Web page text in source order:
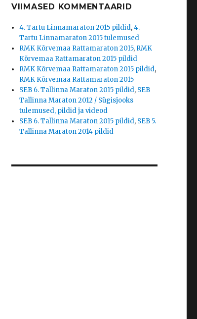
VIIMASED KOMMENTAARID
4. Tartu Linnamaraton 2015 pildid,4.
Tartu Linnamaraton 2015 tulemused
RMK Kõrvemaa Rattamaraton 2015, RMK
Kõrvemaa Rattamaraton 2015 pildid
RMK Kõrvemaa Rattamaraton 2015 pildid,
RMK Kõrvemaa Rattamaraton 2015
SEB 6. Tallinna Maraton 2015 pildid, SEB
Tallinna Maraton 2012 / Sügisjooks
tulemused, pildid ja videod
SEB 6. Tallinna Maraton 2015 pildid, SEB 5.
Tallinna Maraton 2014 pildid